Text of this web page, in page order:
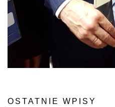
OSTATNIE WPISY